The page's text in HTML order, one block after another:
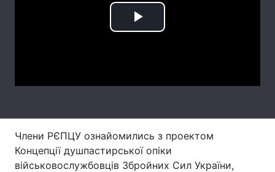
Статті
Послуги
Play
Члени РЄПЦУ ознайомились з проектом
Концепції душпастирської опіки
військовослужбовців Збройних Сил України,